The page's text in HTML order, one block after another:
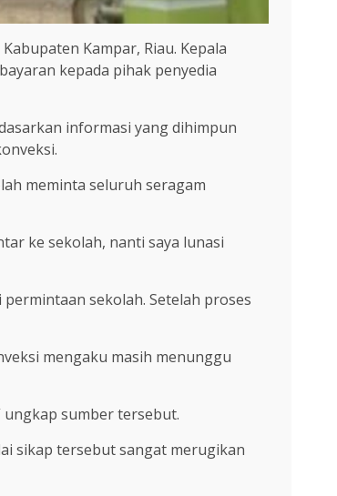
Kampar, Riau. Kepala
kepada pihak penyedia
informasi yang dihimpun
meminta seluruh seragam
ke sekolah, nanti saya lunasi
sekolah. Setelah proses
mengaku masih menunggu
ungkap sumber tersebut.
sikap tersebut sangat merugikan